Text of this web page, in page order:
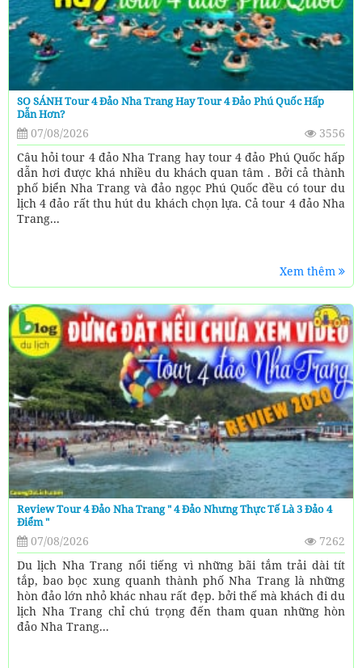
SO SÁNH Tour 4 Đảo Nha Trang Hay Tour 4 Đảo Phú Quốc Hấp
Dẫn Hơn?
07/08/2026
3556
Câu hỏi tour 4 đảo Nha Trang hay tour 4 đảo Phú Quốc hấp
dẫn hơi được khá nhiều du khách quan tâm . Bởi cả thành
phố biển Nha Trang và đảo ngọc Phú Quốc đều có tour du
lịch 4 đảo rất thu hút du khách chọn lựa. Cả tour 4 đảo Nha
Trang...
Xem thêm
Review Tour 4 Đảo Nha Trang " 4 Đảo Nhưng Thực Tế Là 3 Đảo 4
Điểm "
07/08/2026
7262
Du lịch Nha Trang nổi tiếng vì những bãi tắm trải dài tít
tắp, bao bọc xung quanh thành phố Nha Trang là những
hòn đảo lớn nhỏ khác nhau rất đẹp. bởi thế mà khách đi du
lịch Nha Trang chỉ chú trọng đến tham quan những hòn
đảo Nha Trang...